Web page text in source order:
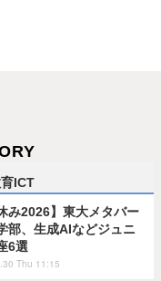
ICT
み2026】東大メタバー
部、生成AIなどジュニ
6選
Thu 11:15